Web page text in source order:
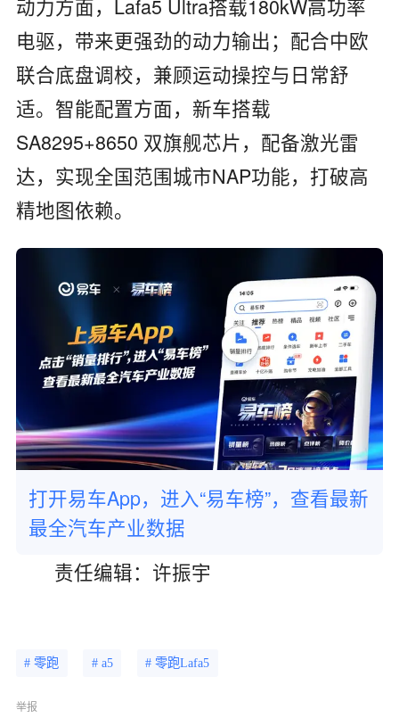
动力方面，Lafa5 Ultra搭载180kW高功率
电驱，带来更强劲的动力输出；配合中欧
联合底盘调校，兼顾运动操控与日常舒
适。智能配置方面，新车搭载
SA8295+8650 双旗舰芯片，配备激光雷
达，实现全国范围城市NAP功能，打破高
精地图依赖。
打开易车App，进入“易车榜”，查看最新
最全汽车产业数据
责任编辑：许振宇
# 零跑 # a5 # 零跑Lafa5
举报